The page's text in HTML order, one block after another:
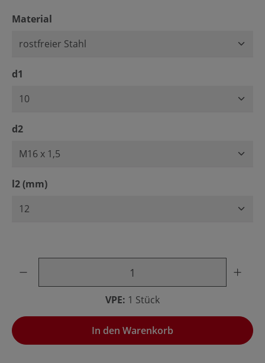
Material
d1
d2auswählen
l2 (mm)auswählen
VPE: 1 Stück
In den Warenkorb